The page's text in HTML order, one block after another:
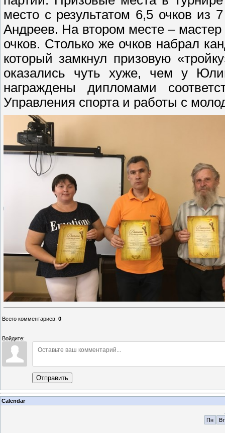
место с результатом 6,5 очков из
Андреев. На втором месте –
очков. Столько же очков набрал
который замкнул призовую
оказались чуть хуже, чем у
награждены дипломами
Управления спорта и работы с
Всего комментариев: 0
Войдите:
Отправить
Calendar
Пн
Вт